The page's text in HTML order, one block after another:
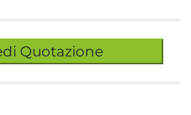
Quotazione